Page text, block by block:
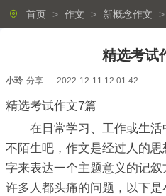
首页 > 作文 > 新概念作文 >
精选考试
小玲 分享 2022-12-11 12:01:42
精选考试作文7篇
在日常学习、工作或生活
不陌生吧，作文是经过人的
字来表达一个主题意义的记
许多人都头痛的问题，以下